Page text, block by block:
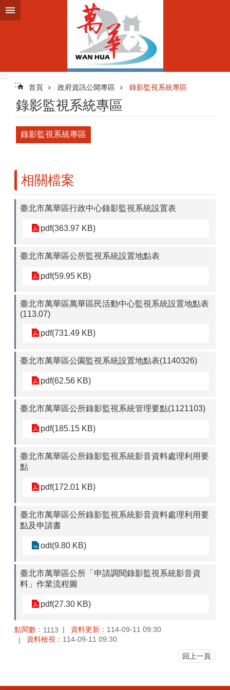
跳到主要內容區塊
:::
:::
首頁 政府資訊公開專區 錄影監視系統專區
錄影監視系統專區
錄影監視系統專區
相關檔案
臺北市萬華區行政中心錄影監視系統設置表
pdf(363.97 KB)
臺北市萬華區公所監視系統設置地點表
pdf(59.95 KB)
臺北市萬華區萬華區民活動中心監視系統設置地點表
(113.07)
pdf(731.49 KB)
臺北市萬華區公園監視系統設置地點表(1140326)
pdf(62.56 KB)
臺北市萬華區公所錄影監視系統管理要點(1121103)
pdf(185.15 KB)
臺北市萬華區公所錄影監視系統影音資料處理利用要
點
pdf(172.01 KB)
臺北市萬華區公所錄影監視系統影音資料處理利用要
點及申請書
odt(9.80 KB)
臺北市萬華區公所「申請調閱錄影監視系統影音資
料」作業流程圖
pdf(27.30 KB)
點閱數： 1113 資料更新： 114-09-11 09:30
資料檢視： 114-09-11 09:30
回上一頁